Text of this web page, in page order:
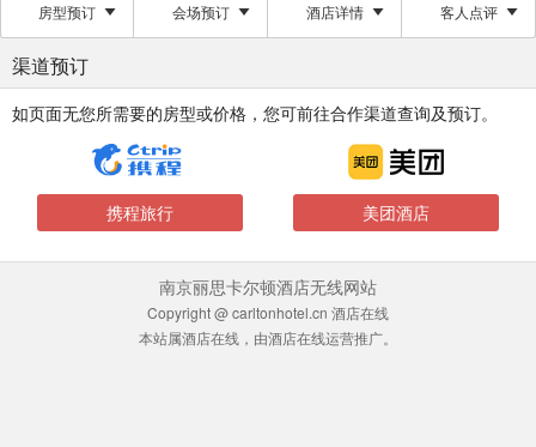
房型预订 会场预订 酒店详情 客人点评
渠道预订
如页面无您所需要的房型或价格，您可前往合作渠道查询及预订。
携程旅行 美团酒店
南京丽思卡尔顿酒店无线网站
Copyright @ carltonhotel.cn 酒店在线
本站属酒店在线，由酒店在线运营推广。